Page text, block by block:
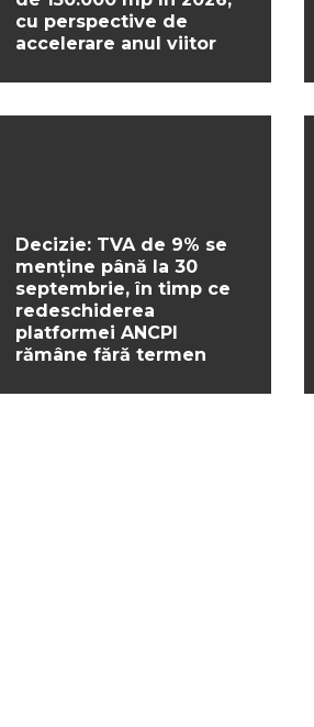
cu perspective de
accelerare anul viitor
Decizie: TVA de 9% se
menține până la 30
septembrie, în timp ce
redeschiderea
platformei ANCPI
rămâne fără termen